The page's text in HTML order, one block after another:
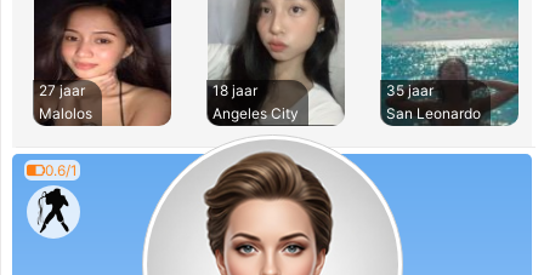
27 jaar
Malolos
18 jaar
Angeles City
35 jaar
San Leonardo
0.6/1